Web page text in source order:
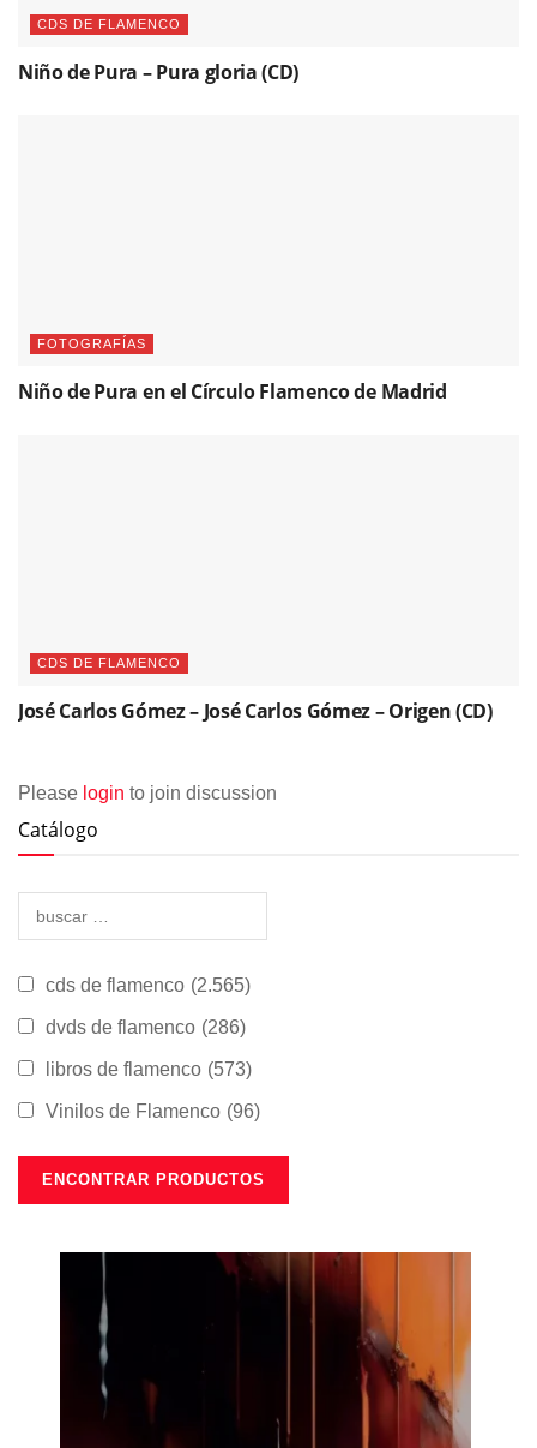
CDS DE FLAMENCO
Niño de Pura – Pura gloria (CD)
FOTOGRAFÍAS
Niño de Pura en el Círculo Flamenco de Madrid
CDS DE FLAMENCO
José Carlos Gómez – José Carlos Gómez – Origen (CD)
Please login to join discussion
Catálogo
cds de flamenco (2.565)
dvds de flamenco (286)
libros de flamenco (573)
Vinilos de Flamenco (96)